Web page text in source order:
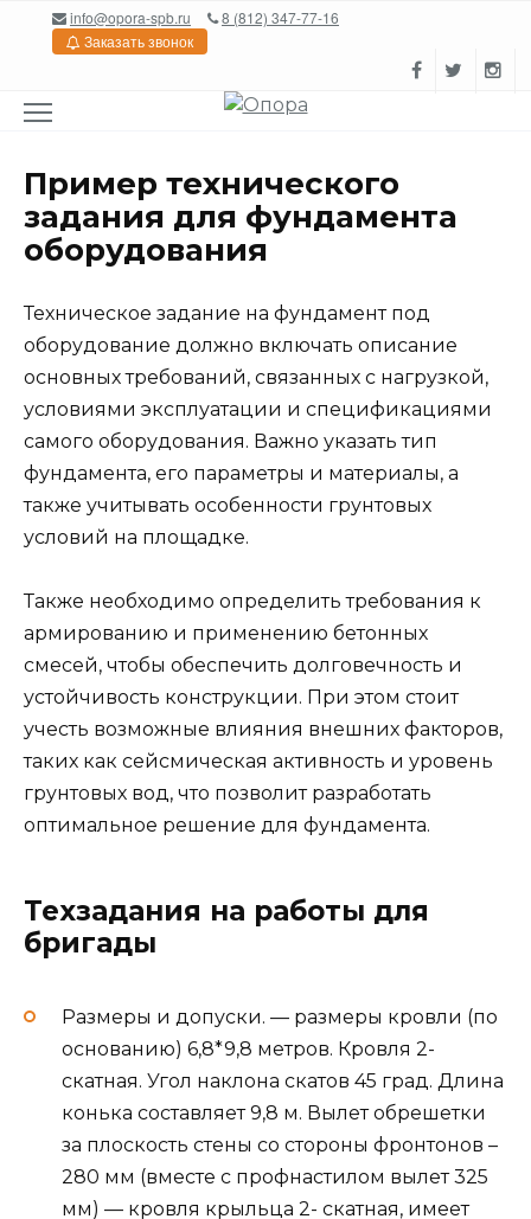
Перейтиinfo@opora-spb.ru
8 (812) 347-77-16
Заказать звонок
Пример технического
задания для фундамента
оборудования
Техническое задание на фундамент под
оборудование должно включать описание
основных требований, связанных с нагрузкой,
условиями эксплуатации и спецификациями
самого оборудования. Важно указать тип
фундамента, его параметры и материалы, а
также учитывать особенности грунтовых
условий на площадке.
Также необходимо определить требования к
армированию и применению бетонных
смесей, чтобы обеспечить долговечность и
устойчивость конструкции. При этом стоит
учесть возможные влияния внешних факторов,
таких как сейсмическая активность и уровень
грунтовых вод, что позволит разработать
оптимальное решение для фундамента.
Техзадания на работы для
бригады
Размеры и допуски. — размеры кровли (по
основанию) 6,8*9,8 метров. Кровля 2-
скатная. Угол наклона скатов 45 град. Длина
конька составляет 9,8 м. Вылет обрешетки
за плоскость стены со стороны фронтонов –
280 мм (вместе с профнастилом вылет 325
мм) — кровля крыльца 2- скатная, имеет